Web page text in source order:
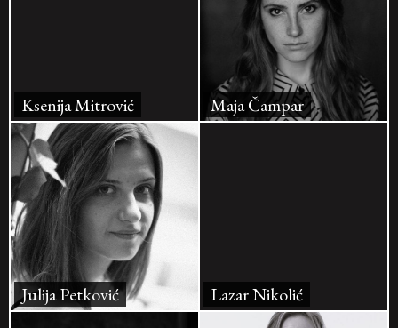
Ksenija Mitrović Maja Čampar
Julija Petković Lazar Nikolić